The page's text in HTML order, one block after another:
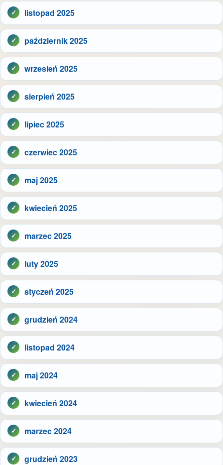
listopad 2025
październik 2025
wrzesień 2025
sierpień 2025
lipiec 2025
czerwiec 2025
maj 2025
kwiecień 2025
marzec 2025
luty 2025
styczeń 2025
grudzień 2024
listopad 2024
maj 2024
kwiecień 2024
marzec 2024
grudzień 2023